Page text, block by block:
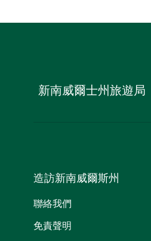
新南威爾士州旅遊局
造訪新南威爾斯州
聯絡我們
免責聲明